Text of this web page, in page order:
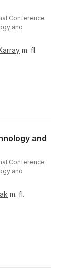
Conference
and
m. fl.
and
Conference
and
m. fl.